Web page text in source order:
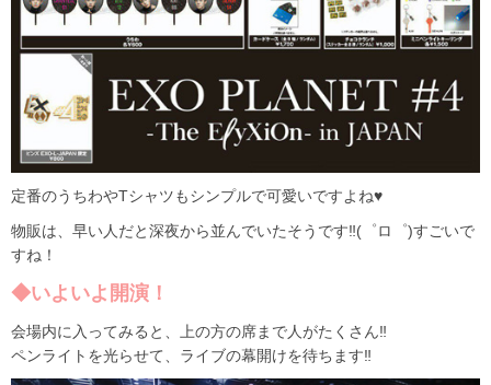
定番のうちわやTシャツもシンプルで可愛いですよね♥
物販は、早い人だと深夜から並んでいたそうです‼(゜ロ゜)すごいで
すね！
◆いよいよ開演！
会場内に入ってみると、上の方の席まで人がたくさん‼
ペンライトを光らせて、ライブの幕開けを待ちます‼